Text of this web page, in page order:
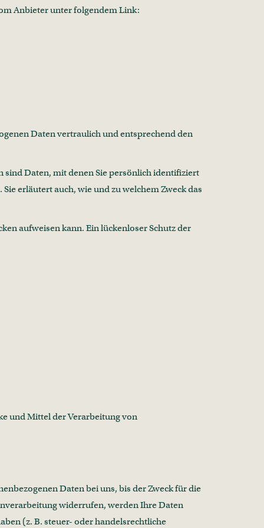
Anbieter unter folgendem Link:
Daten vertraulich und entsprechend den
sind Daten, mit denen Sie persönlich identifiziert
erläutert auch, wie und zu welchem Zweck das
aufweisen kann. Ein lückenloser Schutz der
und Mittel der Verarbeitung von
Daten bei uns, bis der Zweck für die
widerrufen, werden Ihre Daten
(z. B. steuer- oder handelsrechtliche